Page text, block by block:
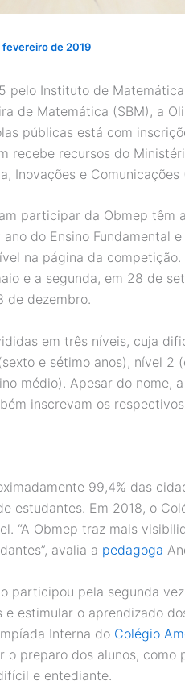
fevereiro de 2019
pelo Instituto de
de Matemática (SBM), a
públicas está com
recebe recursos do
Inovações e Comunicações
participar da Obmep têm
ano do Ensino Fundamental
na página da
e a segunda, em 28 de
de dezembro.
em três níveis, cuja
e sétimo anos), nível 2
médio). Apesar do nome,
inscrevam os
99,4% das
estudantes. Em 2018, o
“A Obmep traz mais
avalia a pedagoga
participou pela segunda
e estimular o aprendizado
Interna do Colégio
o preparo dos alunos, como
e entediante.